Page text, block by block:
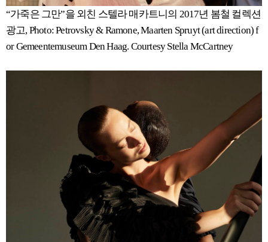
“가죽은 그만”을 외친 스텔라 매카트니의 2017년 봄철 컬렉션
광고, Photo: Petrovsky & Ramone, Maarten Spruyt (art direction) f
or Gemeentemuseum Den Haag. Courtesy Stella McCartney